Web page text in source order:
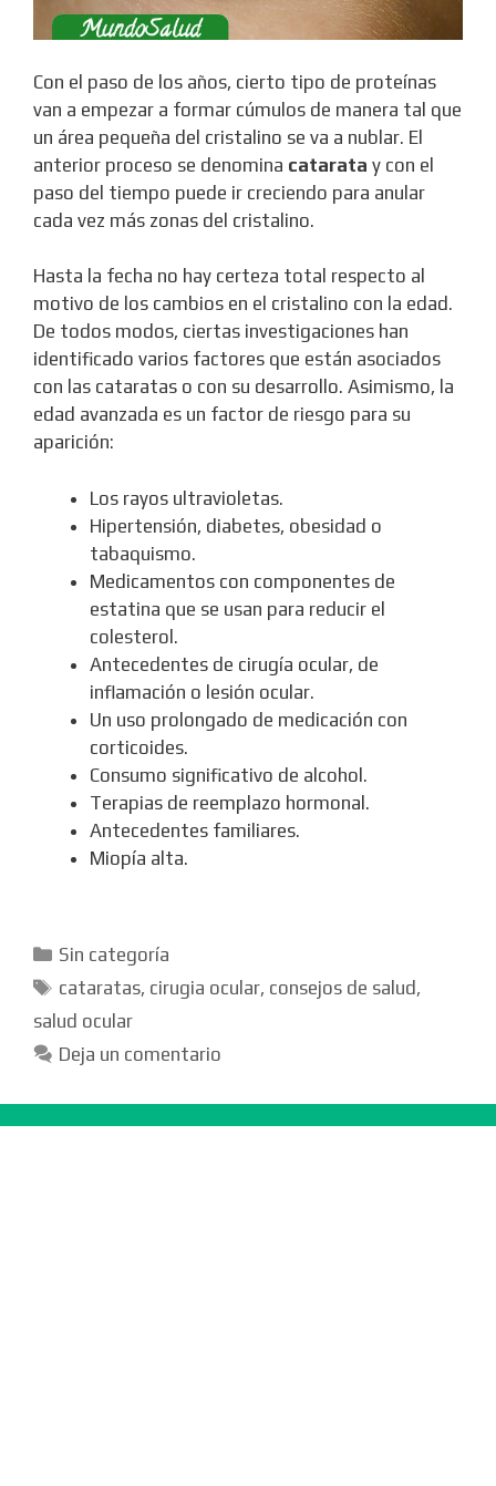
Con el paso de los años, cierto tipo de proteínas
van a empezar a formar cúmulos de manera tal que
un área pequeña del cristalino se va a nublar. El
anterior proceso se denomina catarata y con el
paso del tiempo puede ir creciendo para anular
cada vez más zonas del cristalino.
Hasta la fecha no hay certeza total respecto al
motivo de los cambios en el cristalino con la edad.
De todos modos, ciertas investigaciones han
identificado varios factores que están asociados
con las cataratas o con su desarrollo. Asimismo, la
edad avanzada es un factor de riesgo para su
aparición:
Los rayos ultravioletas.
Hipertensión, diabetes, obesidad o
tabaquismo.
Medicamentos con componentes de
estatina que se usan para reducir el
colesterol.
Antecedentes de cirugía ocular, de
inflamación o lesión ocular.
Un uso prolongado de medicación con
corticoides.
Consumo significativo de alcohol.
Terapias de reemplazo hormonal.
Antecedentes familiares.
Miopía alta.
Categorías
Sin categoría
Etiquetas
cataratas, cirugia ocular, consejos de salud ,
salud ocular
Deja un comentario